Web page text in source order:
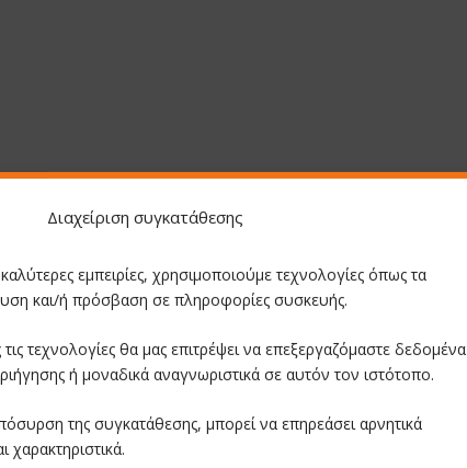
Διαχείριση συγκατάθεσης
εμπειρίες, χρησιμοποιούμε τεχνολογίες όπως τα
και/ή πρόσβαση σε πληροφορίες συσκευής.
τεχνολογίες θα μας επιτρέψει να επεξεργαζόμαστε δεδομένα
ή μοναδικά αναγνωριστικά σε αυτόν τον ιστότοπο.
της συγκατάθεσης, μπορεί να επηρεάσει αρνητικά
χαρακτηριστικά.